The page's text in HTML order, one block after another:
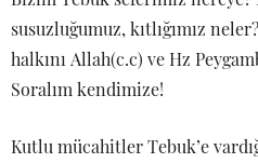
susuzluğumuz, kıtlığımız
halkını Allah(c.c) ve Hz
Soralım kendimize!
Kutlu mücahitler Tebuk’e